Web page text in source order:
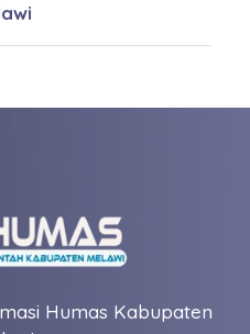
Humas Kabupaten